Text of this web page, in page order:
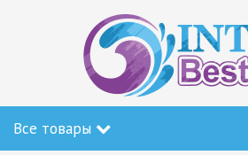
Все товары